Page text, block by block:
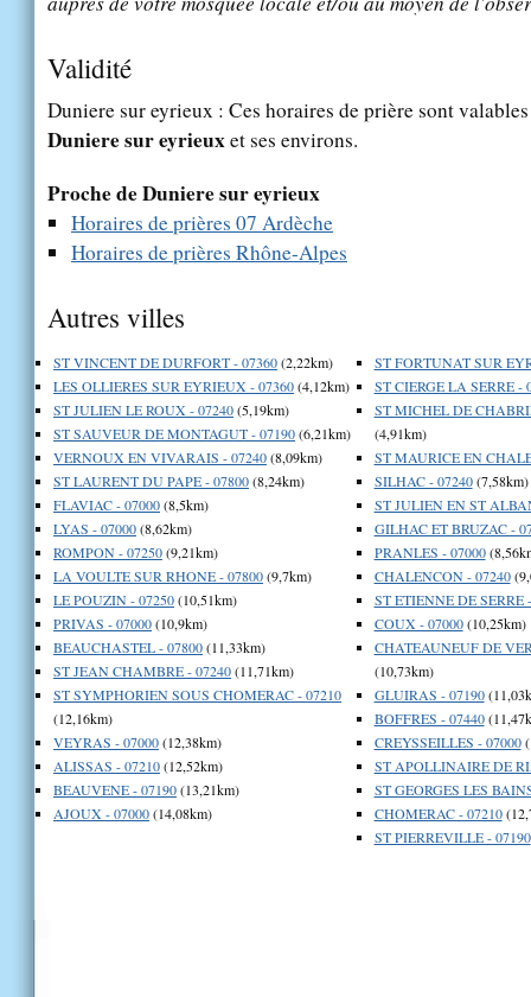
Validité
Duniere sur eyrieux : Ces horaires de prière sont
Duniere sur eyrieuxet ses environs.
Proche de Duniere sur eyrieux
Horaires de prières 07 Ardèche
Horaires de prières Rhône-Alpes
Autres villes
ST VINCENT DE DURFORT - 07360(2,22km)
LES OLLIERES SUR EYRIEUX - 07360(4,12km)
ST JULIEN LE ROUX - 07240(5,19km)
ST SAUVEUR DE MONTAGUT - 07190(6,21km)
VERNOUX EN VIVARAIS - 07240(8,09km)
ST LAURENT DU PAPE - 07800(8,24km)
FLAVIAC - 07000(8,5km)
LYAS - 07000(8,62km)
ROMPON - 07250(9,21km)
LA VOULTE SUR RHONE - 07800(9,7km)
LE POUZIN - 07250(10,51km)
PRIVAS - 07000(10,9km)
BEAUCHASTEL - 07800(11,33km)
ST JEAN CHAMBRE - 07240(11,71km)
ST SYMPHORIEN SOUS CHOMERAC - 07210
(12,16km)
VEYRAS - 07000(12,38km)
ALISSAS - 07210(12,52km)
BEAUVENE - 07190(13,21km)
AJOUX - 07000(14,08km)
ST FORTUNAT SUR
ST CIERGE LA SERRE -
ST MICHEL DE
(4,91km)
ST MAURICE EN
SILHAC - 07240(7,58km)
ST JULIEN EN ST
GILHAC ET BRUZAC -
PRANLES - 07000
CHALENCON - 07240
ST ETIENNE DE SERRE
COUX - 07000(10,25km)
CHATEAUNEUF DE
(10,73km)
GLUIRAS - 07190
BOFFRES - 07440
CREYSSEILLES - 07000
ST APOLLINAIRE DE
ST GEORGES LES
CHOMERAC - 07210
ST PIERREVILLE - 07190